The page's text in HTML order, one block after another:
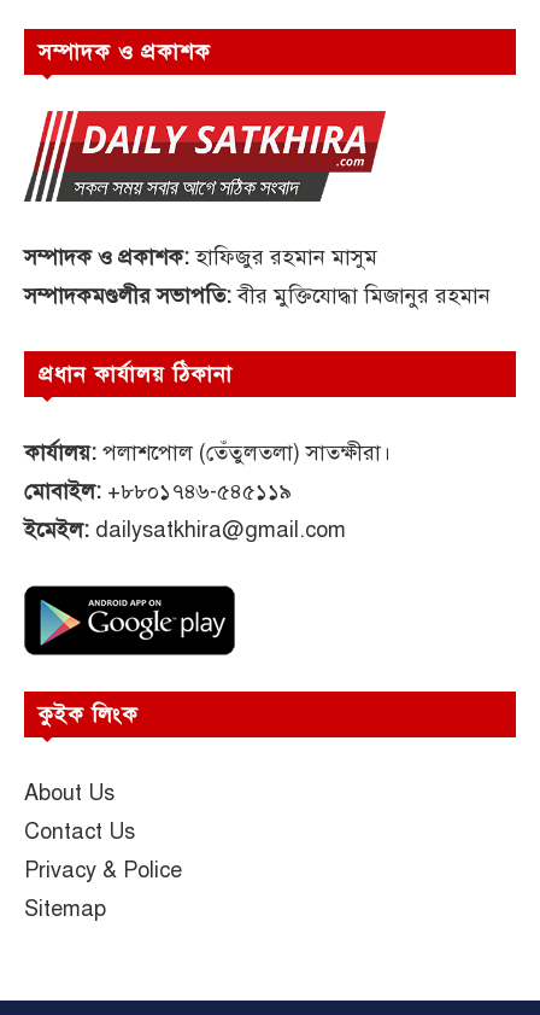
সম্পাদক ও প্রকাশক
সম্পাদক ও প্রকাশক:হাফিজুর রহমান মাসুম
সম্পাদকমণ্ডলীর সভাপতি:বীর মুক্তিযোদ্ধা মিজানুর রহমান
প্রধান কার্যালয় ঠিকানা
কার্যালয়: পলাশপোল (তেঁতুলতলা) সাতক্ষীরা।
মোবাইল: +৮৮০১৭৪৬-৫৪৫১১৯
ইমেইল: dailysatkhira@gmail.com
কুইক লিংক
About Us
Contact Us
Privacy & Police
Sitemap